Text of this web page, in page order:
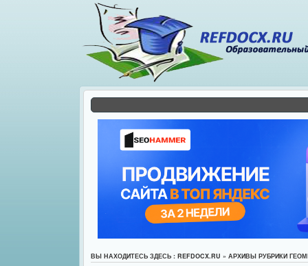
ВЫ НАХОДИТЕСЬ ЗДЕСЬ : REFDOCX.RU » АРХИВЫ РУБРИКИ